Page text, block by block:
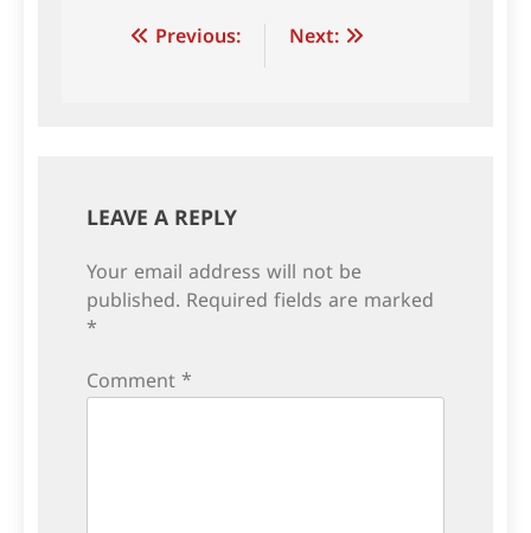
Post Previous: Next:
LEAVE A REPLY
Your email address will not be
published. Required fields are marked
*
Comment *